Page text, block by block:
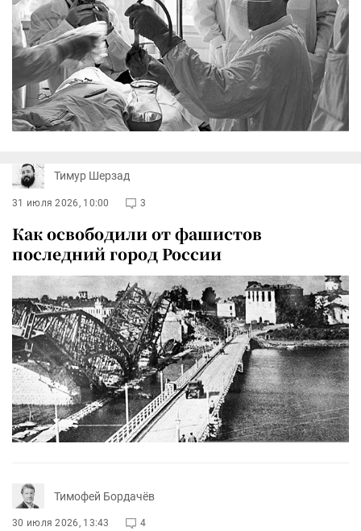
Тимур Шерзад
31 июля 2026, 10:00 3
Как освободили от фашистов
последний город России
Тимофей Бордачёв
30 июля 2026, 13:43 4